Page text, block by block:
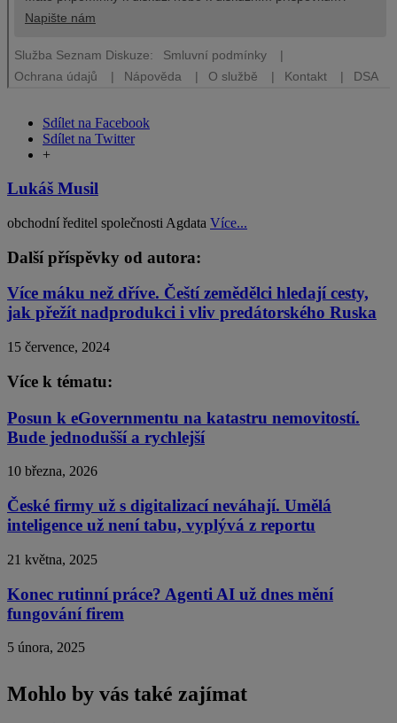
Sdílet na Facebook
Sdílet na Twitter
+
Lukáš Musil
obchodní ředitel společnosti Agdata Více...
Další příspěvky od autora:
Více máku než dříve. Čeští zemědělci hledají cesty,
jak přežít nadprodukci i vliv predátorského Ruska
15 července, 2024
Více k tématu:
Posun k eGovernmentu na katastru nemovitostí.
Bude jednodušší a rychlejší
10 března, 2026
České firmy už s digitalizací neváhají. Umělá
inteligence už není tabu, vyplývá z reportu
21 května, 2025
Konec rutinní práce? Agenti AI už dnes mění
fungování firem
5 února, 2025
Mohlo by vás také zajímat